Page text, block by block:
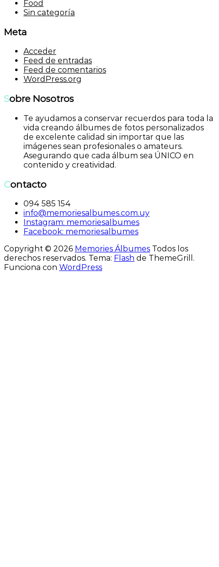
Food
Sin categoría
Meta
Acceder
Feed de entradas
Feed de comentarios
WordPress.org
Sobre Nosotros
Te ayudamos a conservar recuerdos para toda la
vida creando álbumes de fotos personalizados
de excelente calidad sin importar que las
imágenes sean profesionales o amateurs.
Asegurando que cada álbum sea ÚNICO en
contenido y creatividad.
Contacto
094 585 154
info@memoriesalbumes.com.uy
Instagram: memoriesalbumes
Facebook: memoriesalbumes
Copyright © 2026 Memories Álbumes Todos los
derechos reservados. Tema: Flash de ThemeGrill.
Funciona con WordPress